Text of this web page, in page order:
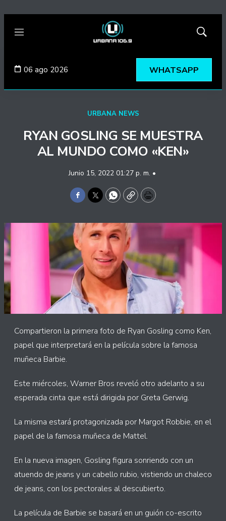
Menú
Mostrar
06 ago 2026 WHATSAPP
URBANA NEWS
RYAN GOSLING SE MUESTRA
AL MUNDO COMO «KEN»
Junio 15, 2022 01:27 p. m. •
Facebook
TwitterWhatsApp
CopyPrint
Compartieron la primera foto de Ryan Gosling como Ken,
papel que interpretará en la película sobre la famosa
muñeca Barbie.
Este miércoles, Warner Bros reveló otro adelanto a su
esperada cinta que está dirigida por Greta Gerwig.
La misma estará protagonizada por Margot Robbie, en el
papel de la famosa muñeca de Mattel.
En la nueva imagen, Gosling figura sonriendo con un
atuendo de jeans y un cabello rubio, vistiendo un chaleco
de jeans, con los pectorales al descubierto.
La película de Barbie se basará en un guión co-escrito